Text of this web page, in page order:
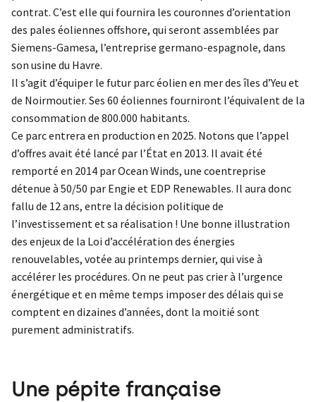
contrat. C’est elle qui fournira les couronnes d’orientation
des pales éoliennes offshore, qui seront assemblées par
Siemens-Gamesa, l’entreprise germano-espagnole, dans
son usine du Havre.
Il s’agit d’équiper le futur parc éolien en mer des îles d’Yeu et
de Noirmoutier. Ses 60 éoliennes fourniront l’équivalent de la
consommation de 800.000 habitants.
Ce parc entrera en production en 2025. Notons que l’appel
d’offres avait été lancé par l’État en 2013. Il avait été
remporté en 2014 par Ocean Winds, une coentreprise
détenue à 50/50 par Engie et EDP Renewables. Il aura donc
fallu de 12 ans, entre la décision politique de
l’investissement et sa réalisation ! Une bonne illustration
des enjeux de la Loi d’accélération des énergies
renouvelables, votée au printemps dernier, qui vise à
accélérer les procédures. On ne peut pas crier à l’urgence
énergétique et en même temps imposer des délais qui se
comptent en dizaines d’années, dont la moitié sont
purement administratifs.
Une pépite française